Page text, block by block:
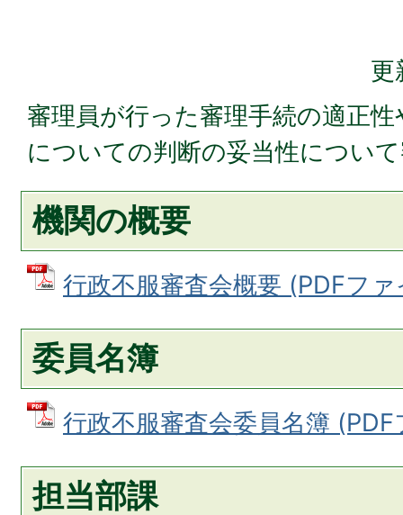
更
審理員が行った審理手続の適正
についての判断の妥当性につい
機関の概要
行政不服審査会概要 (PDFフ
委員名簿
行政不服審査会委員名簿
担当部課